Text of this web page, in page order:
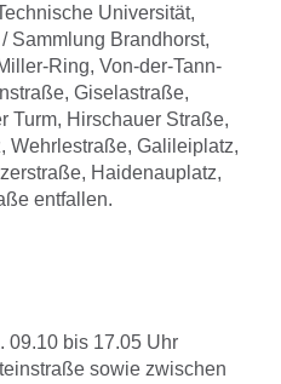
Universität,
Sammlung Brandhorst,
Ring, Von-der-Tann-
Giselastraße,
Turm, Hirschauer Straße,
Wehrlestraße, Galileiplatz,
Haidenauplatz,
entfallen.
09.10 bis 17.05 Uhr
sowie zwischen